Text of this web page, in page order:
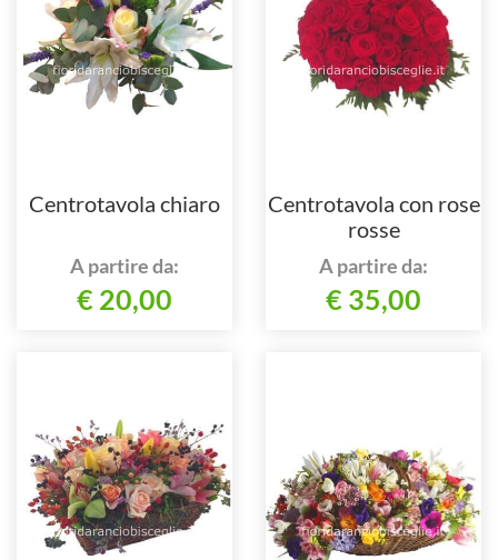
Centrotavola chiaro
A partire da:
€ 20,00
Centrotavola con rose
rosse
A partire da:
€ 35,00